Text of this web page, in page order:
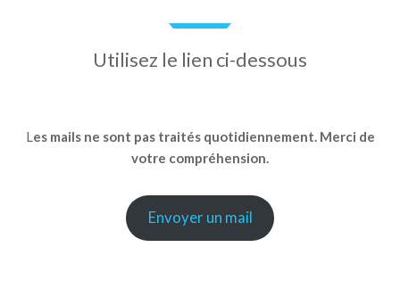
Utilisez le lien ci-dessous
Les mails ne sont pas traités quotidiennement. Merci de
votre compréhension.
Envoyer un mail